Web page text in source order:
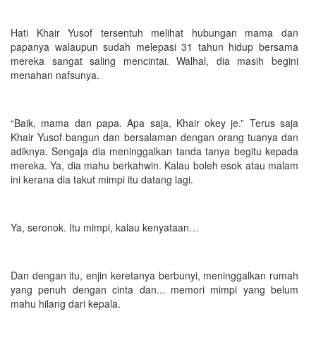
Hati Khair Yusof tersentuh melihat hubungan mama dan
papanya walaupun sudah melepasi 31 tahun hidup bersama
mereka sangat saling mencintai. Walhal, dia masih begini
menahan nafsunya.
“Baik, mama dan papa. Apa saja, Khair okey je.” Terus saja
Khair Yusof bangun dan bersalaman dengan orang tuanya dan
adiknya. Sengaja dia meninggalkan tanda tanya begitu kepada
mereka. Ya, dia mahu berkahwin. Kalau boleh esok atau malam
ini kerana dia takut mimpi itu datang lagi.
Ya, seronok. Itu mimpi, kalau kenyataan…
Dan dengan itu, enjin keretanya berbunyi, meninggalkan rumah
yang penuh dengan cinta dan... memori mimpi yang belum
mahu hilang dari kepala.